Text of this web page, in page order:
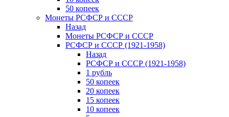
50 копеек
Монеты РСФСР и СССР
Назад
Монеты РСФСР и СССР
РСФСР и СССР (1921-1958)
Назад
РСФСР и СССР (1921-1958)
1 рубль
50 копеек
20 копеек
15 копеек
10 копеек